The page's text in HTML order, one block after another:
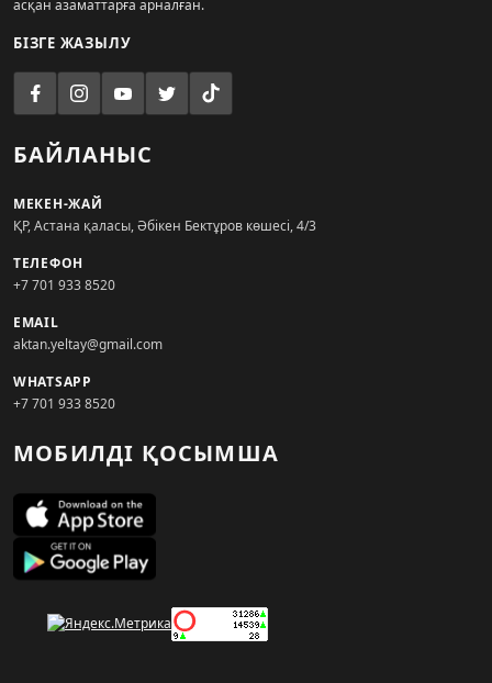
асқан азаматтарға арналған.
БІЗГЕ ЖАЗЫЛУ
БАЙЛАНЫС
МЕКЕН-ЖАЙ
ҚР, Астана қаласы, Әбікен Бектұров көшесі, 4/3
ТЕЛЕФОН
+7 701 933 8520
EMAIL
aktan.yeltay@gmail.com
WHATSAPP
+7 701 933 8520
МОБИЛДІ ҚОСЫМША